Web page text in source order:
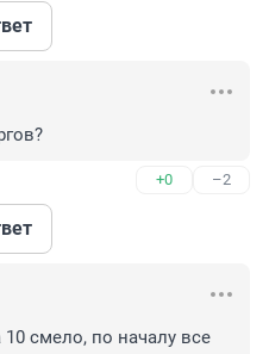
+0 –2
смело, по началу все